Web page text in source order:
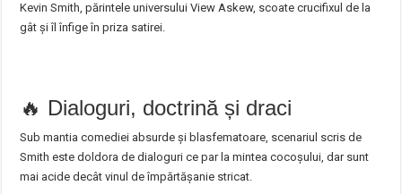
Kevin Smith, părintele universului View Askew, scoate crucifixul de la
gât și îl înfige în priza satirei.
🔥 Dialoguri, doctrină și draci
Sub mantia comediei absurde și blasfematoare, scenariul scris de
Smith este doldora de dialoguri ce par la mintea cocoșului, dar sunt
mai acide decât vinul de împărtășanie stricat.